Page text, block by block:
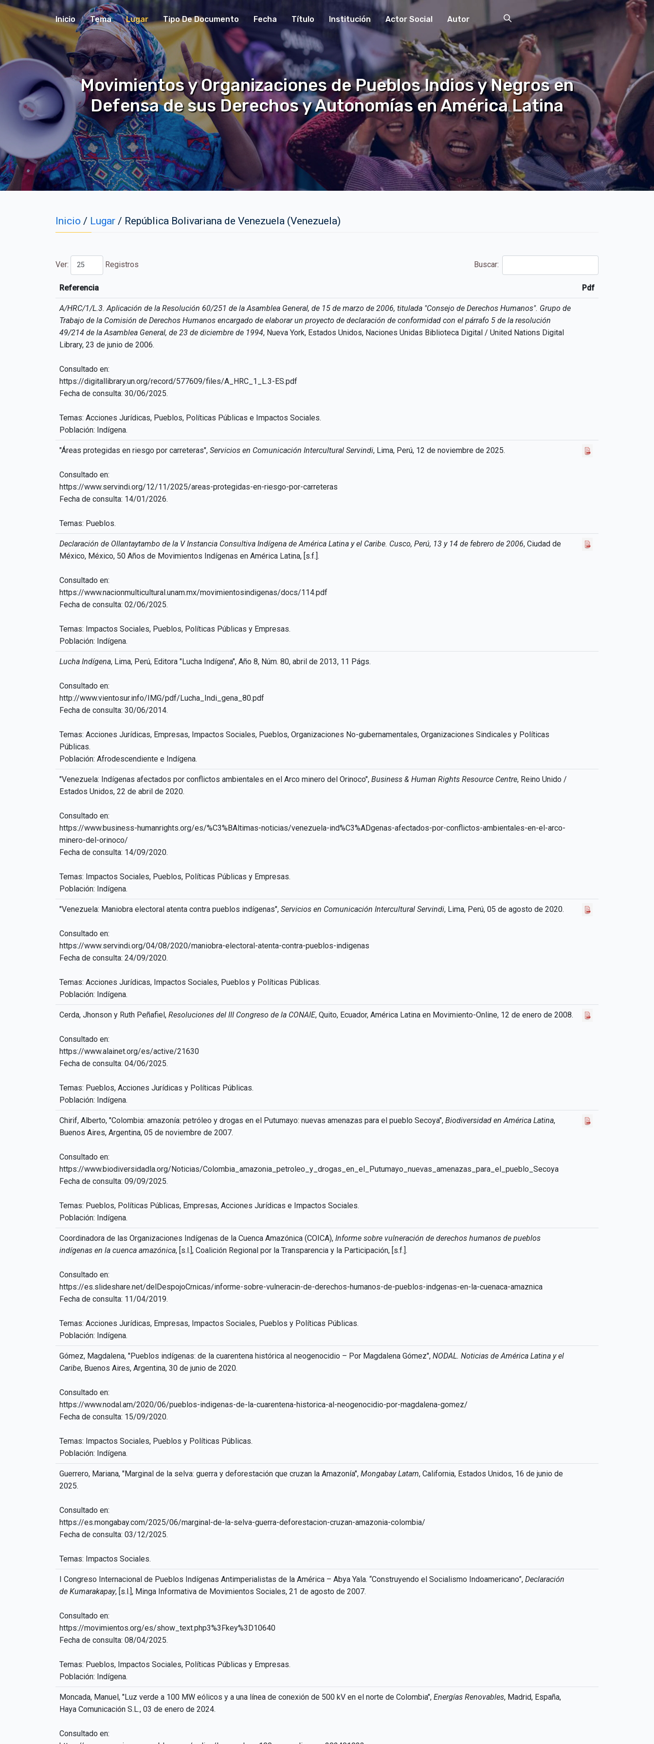
Inicio Tema Lugar Tipo De Documento Fecha Título Institución Actor Social Autor
Movimientos y Organizaciones de Pueblos Indios y Negros en
Defensa de sus Derechos y Autonomías en América Latina
Inicio / Lugar / República Bolivariana de Venezuela (Venezuela)
Ver: Registros Buscar:
Referencia
Pdf
Referencia
A/HRC/1/L.3. Aplicación de la Resolución 60/251 de la Asamblea General, de 15 de marzo de 2006, titulada "Consejo de Derechos Humanos". Grupo de
Trabajo de la Comisión de Derechos Humanos encargado de elaborar un proyecto de declaración de conformidad con el párrafo 5 de la resolución
49/214 de la Asamblea General, de 23 de diciembre de 1994, Nueva York, Estados Unidos, Naciones Unidas Biblioteca Digital / United Nations Digital
Library, 23 de junio de 2006.
Consultado en:
https://digitallibrary.un.org/record/577609/files/A_HRC_1_L.3-ES.pdf
Fecha de consulta: 30/06/2025.
Temas: Acciones Jurídicas, Pueblos, Políticas Públicas e Impactos Sociales.
Población: Indígena.
"Áreas protegidas en riesgo por carreteras", Servicios en Comunicación Intercultural Servindi, Lima, Perú, 12 de noviembre de 2025.
Consultado en:
https://www.servindi.org/12/11/2025/areas-protegidas-en-riesgo-por-carreteras
Fecha de consulta: 14/01/2026.
Temas: Pueblos.
Declaración de Ollantaytambo de la V Instancia Consultiva Indígena de América Latina y el Caribe. Cusco, Perú, 13 y 14 de febrero de 2006, Ciudad de
México, México, 50 Años de Movimientos Indígenas en América Latina, [s.f.].
Consultado en:
https://www.nacionmulticultural.unam.mx/movimientosindigenas/docs/114.pdf
Fecha de consulta: 02/06/2025.
Temas: Impactos Sociales, Pueblos, Políticas Públicas y Empresas.
Población: Indígena.
Lucha Indígena, Lima, Perú, Editora "Lucha Indígena", Año 8, Núm. 80, abril de 2013, 11 Págs.
Consultado en:
http://www.vientosur.info/IMG/pdf/Lucha_Indi_gena_80.pdf
Fecha de consulta: 30/06/2014.
Temas: Acciones Jurídicas, Empresas, Impactos Sociales, Pueblos, Organizaciones No-gubernamentales, Organizaciones Sindicales y Políticas
Públicas.
Población: Afrodescendiente e Indígena.
"Venezuela: Indígenas afectados por conflictos ambientales en el Arco minero del Orinoco", Business & Human Rights Resource Centre, Reino Unido /
Estados Unidos, 22 de abril de 2020.
Consultado en:
https://www.business-humanrights.org/es/%C3%BAltimas-noticias/venezuela-ind%C3%ADgenas-afectados-por-conflictos-ambientales-en-el-arco-
minero-del-orinoco/
Fecha de consulta: 14/09/2020.
Temas: Impactos Sociales, Pueblos, Políticas Públicas y Empresas.
Población: Indígena.
"Venezuela: Maniobra electoral atenta contra pueblos indígenas", Servicios en Comunicación Intercultural Servindi, Lima, Perú, 05 de agosto de 2020.
Consultado en:
https://www.servindi.org/04/08/2020/maniobra-electoral-atenta-contra-pueblos-indigenas
Fecha de consulta: 24/09/2020.
Temas: Acciones Jurídicas, Impactos Sociales, Pueblos y Políticas Públicas.
Población: Indígena.
Cerda, Jhonson y Ruth Peñafiel, Resoluciones del III Congreso de la CONAIE, Quito, Ecuador, América Latina en Movimiento-Online, 12 de enero de 2008.
Consultado en:
https://www.alainet.org/es/active/21630
Fecha de consulta: 04/06/2025.
Temas: Pueblos, Acciones Jurídicas y Políticas Públicas.
Población: Indígena.
Chirif, Alberto, "Colombia: amazonía: petróleo y drogas en el Putumayo: nuevas amenazas para el pueblo Secoya", Biodiversidad en América Latina,
Buenos Aires, Argentina, 05 de noviembre de 2007.
Consultado en:
https://www.biodiversidadla.org/Noticias/Colombia_amazonia_petroleo_y_drogas_en_el_Putumayo_nuevas_amenazas_para_el_pueblo_Secoya
Fecha de consulta: 09/09/2025.
Temas: Pueblos, Políticas Públicas, Empresas, Acciones Jurídicas e Impactos Sociales.
Población: Indígena.
Coordinadora de las Organizaciones Indígenas de la Cuenca Amazónica (COICA), Informe sobre vulneración de derechos humanos de pueblos
indígenas en la cuenca amazónica, [s.l.], Coalición Regional por la Transparencia y la Participación, [s.f.].
Consultado en:
https://es.slideshare.net/delDespojoCrnicas/informe-sobre-vulneracin-de-derechos-humanos-de-pueblos-indgenas-en-la-cuenaca-amaznica
Fecha de consulta: 11/04/2019.
Temas: Acciones Jurídicas, Empresas, Impactos Sociales, Pueblos y Políticas Públicas.
Población: Indígena.
Gómez, Magdalena, "Pueblos indígenas: de la cuarentena histórica al neogenocidio – Por Magdalena Gómez", NODAL. Noticias de América Latina y el
Caribe, Buenos Aires, Argentina, 30 de junio de 2020.
Consultado en:
https://www.nodal.am/2020/06/pueblos-indigenas-de-la-cuarentena-historica-al-neogenocidio-por-magdalena-gomez/
Fecha de consulta: 15/09/2020.
Temas: Impactos Sociales, Pueblos y Políticas Públicas.
Población: Indígena.
Guerrero, Mariana, "Marginal de la selva: guerra y deforestación que cruzan la Amazonía", Mongabay Latam, California, Estados Unidos, 16 de junio de
2025.
Consultado en:
https://es.mongabay.com/2025/06/marginal-de-la-selva-guerra-deforestacion-cruzan-amazonia-colombia/
Fecha de consulta: 03/12/2025.
Temas: Impactos Sociales.
I Congreso Internacional de Pueblos Indígenas Antimperialistas de la América – Abya Yala. “Construyendo el Socialismo Indoamericano”, Declaración
de Kumarakapay, [s.l.], Minga Informativa de Movimientos Sociales, 21 de agosto de 2007.
Consultado en:
https://movimientos.org/es/show_text.php3%3Fkey%3D10640
Fecha de consulta: 08/04/2025.
Temas: Pueblos, Impactos Sociales, Políticas Públicas y Empresas.
Población: Indígena.
Moncada, Manuel, "Luz verde a 100 MW eólicos y a una línea de conexión de 500 kV en el norte de Colombia", Energías Renovables, Madrid, España,
Haya Comunicación S.L., 03 de enero de 2024.
Consultado en: